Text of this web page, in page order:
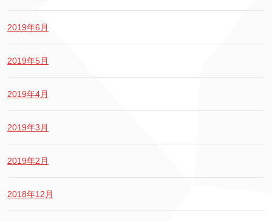
2019年6月
2019年5月
2019年4月
2019年3月
2019年2月
2018年12月